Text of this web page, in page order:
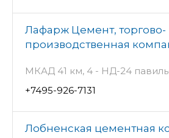
Лафарж Цемент, торгово-
производственная
МКАД 41 км, 4 - НД-24
+7495-926-7131
Лобненская цементная